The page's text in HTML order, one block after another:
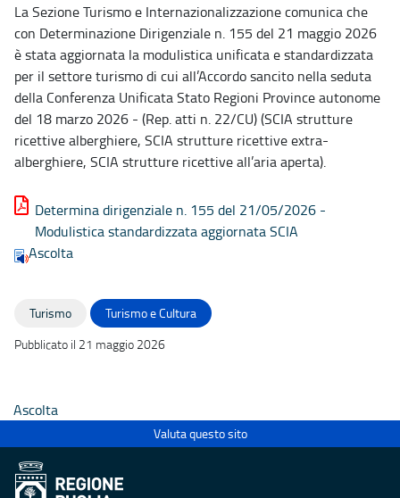
La Sezione Turismo e Internazionalizzazione comunica che
con Determinazione Dirigenziale n. 155 del 21 maggio 2026
è stata aggiornata la modulistica unificata e standardizzata
per il settore turismo di cui all’Accordo sancito nella seduta
della Conferenza Unificata Stato Regioni Province autonome
del 18 marzo 2026 - (Rep. atti n. 22/CU) (SCIA strutture
ricettive alberghiere, SCIA strutture ricettive extra-
alberghiere, SCIA strutture ricettive all’aria aperta).
Determina dirigenziale n. 155 del 21/05/2026 -
Modulistica standardizzata aggiornata SCIA
Ascolta
Turismo
Turismo e Cultura
Pubblicato il 21 maggio 2026
Ascolta
Valuta questo sito